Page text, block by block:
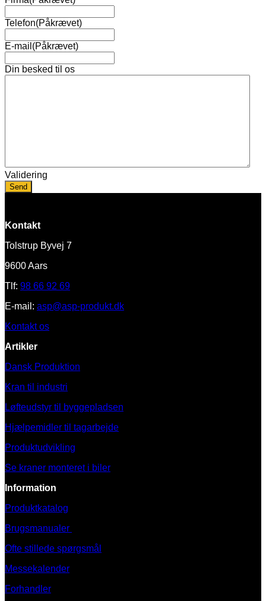
Telefon(Påkrævet)
E-mail (Påkrævet)
Din besked til os
Validering
Kontakt
Tolstrup Byvej 7
9600 Aars
Tlf: 98 66 92 69
E-mail: asp@asp-produkt.dk
Kontakt os
Artikler
Dansk Produktion
Kran til industri
Løfteudstyr til byggepladsen
Hjælpemidler til tagarbejde
Produktudvikling
Se kraner monteret i biler
Information
Produktkatalog
Brugsmanualer
Ofte stillede spørgsmål
Messekalender
Forhandler